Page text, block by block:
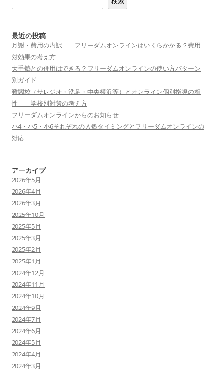
ョ
ン
最近の投稿
月謝・費用の内訳——フリーダムオンラインはいくらかかる？費用
対効果の考え方
大手塾との併用はできる？フリーダムオンラインの使い方パターン
別ガイド
難関校（サレジオ・洗足・中央横浜等）とオンライン個別指導の相
性——学校別対策の考え方
フリーダムオンラインからのお知らせ
小4・小5・小6それぞれの入塾タイミングとフリーダムオンラインの
対応
アーカイブ
2026年5月
2026年4月
2026年3月
2025年10月
2025年5月
2025年3月
2025年2月
2025年1月
2024年12月
2024年11月
2024年10月
2024年9月
2024年7月
2024年6月
2024年5月
2024年4月
2024年3月